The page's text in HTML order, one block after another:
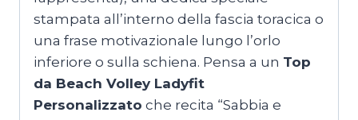
stampata all’interno della fascia toracica o
una frase motivazionale lungo l’orlo
inferiore o sulla schiena. Pensa a un Top
da Beach Volley Ladyfit
Personalizzato che recita “Sabbia e